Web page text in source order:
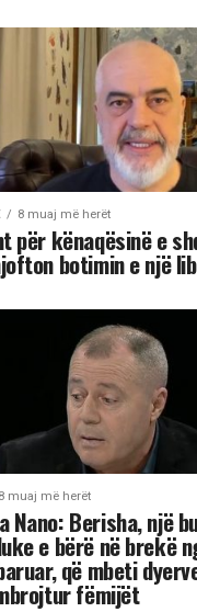
8 muaj më herët
për kënaqësinë e
botimin e një
8 muaj më herët
Nano: Berisha, një
e bërë në brekë
që mbeti
fëmijët